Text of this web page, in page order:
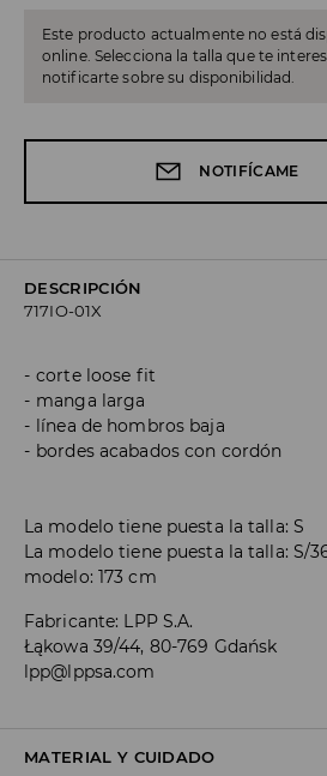
Este producto actualmente no está
online. Selecciona la talla que te
notificarte sobre su disponibilidad.
NOTIFÍCAME
DESCRIPCIÓN
717IO-01X
corte loose fit
manga larga
línea de hombros baja
bordes acabados con cordón
La modelo tiene puesta la talla: S
La modelo tiene puesta la talla: S/
modelo: 173 cm
Fabricante: LPP S.A.
Łąkowa 39/44, 80-769 Gdańsk
lpp@lppsa.com
MATERIAL Y CUIDADO